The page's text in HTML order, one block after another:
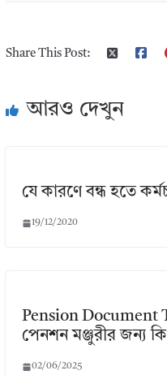
Share This Post:
আরও দেখুন
যে কারণে বন্ধ হতে
19/12/2020
Pension Document
পেনশন মঞ্জুরীর জন্য
02/06/2025